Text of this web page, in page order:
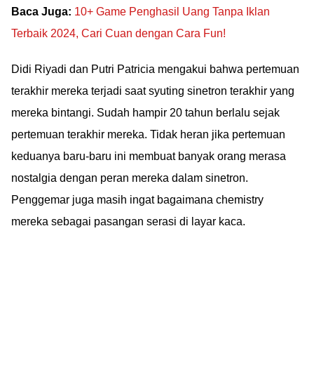
Baca Juga: 10+ Game Penghasil Uang Tanpa Iklan
Terbaik 2024, Cari Cuan dengan Cara Fun!
Didi Riyadi dan Putri Patricia mengakui bahwa pertemuan
terakhir mereka terjadi saat syuting sinetron terakhir yang
mereka bintangi. Sudah hampir 20 tahun berlalu sejak
pertemuan terakhir mereka. Tidak heran jika pertemuan
keduanya baru-baru ini membuat banyak orang merasa
nostalgia dengan peran mereka dalam sinetron.
Penggemar juga masih ingat bagaimana chemistry
mereka sebagai pasangan serasi di layar kaca.